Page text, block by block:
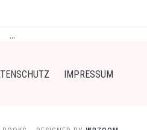
IMPRESSUM